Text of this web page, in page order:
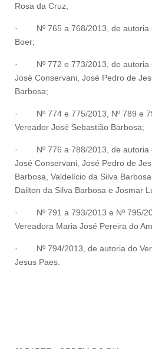
Rosa da Cruz;
· Nº 765 a 768/2013, de
Boer;
· Nº 772 e 773/2013, de
José Conservani, José Pedro de
Barbosa;
· Nº 774 e 775/2013, Nº 789 e
Vereador José Sebastião Barbosa;
· Nº 776 a 788/2013, de
José Conservani, José Pedro de
Barbosa, Valdelício da Silva
Dailton da Silva Barbosa e Josmar
· Nº 791 a 793/2013 e Nº 795/
Vereadora Maria José Pereira do
· Nº 794/2013, de autoria do
Jesus Paes.